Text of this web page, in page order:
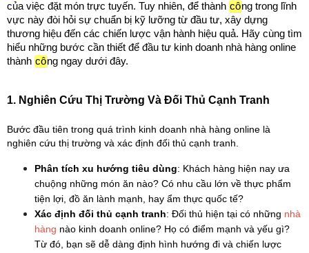
của việc đặt món trực tuyến. Tuy nhiên, để thành công trong lĩnh
vực này đòi hỏi sự chuẩn bị kỹ lưỡng từ đầu tư, xây dựng
thương hiệu đến các chiến lược vận hành hiệu quả. Hãy cùng tìm
hiểu những bước cần thiết để đầu tư kinh doanh nhà hàng online
thành công ngay dưới đây.
1. Nghiên Cứu Thị Trường Và Đối Thủ Cạnh Tranh
Bước đầu tiên trong quá trình kinh doanh nhà hàng online là
nghiên cứu thị trường và xác định đối thủ cạnh tranh.
Phân tích xu hướng tiêu dùng: Khách hàng hiện nay ưa
chuộng những món ăn nào? Có nhu cầu lớn về thực phẩm
tiện lợi, đồ ăn lành mạnh, hay ẩm thực quốc tế?
Xác định đối thủ cạnh tranh: Đối thủ hiện tại có những nhà
hàng nào kinh doanh online? Họ có điểm mạnh và yếu gì?
Từ đó, bạn sẽ dễ dàng định hình hướng đi và chiến lược